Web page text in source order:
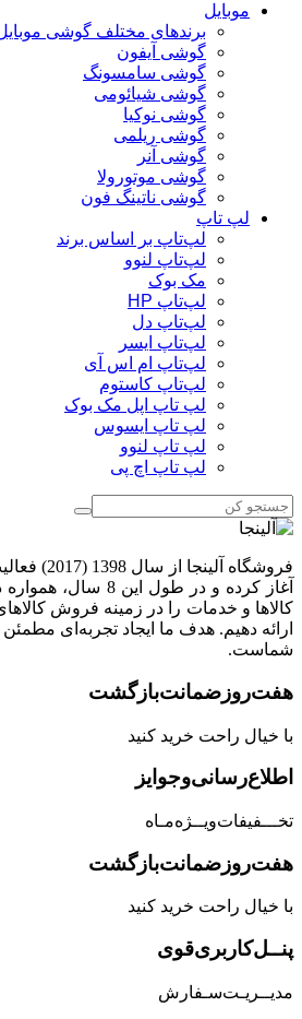
موبایل
برندهای مختلف گوشی
گوشی آیفون
گوشی سامسونگ
گوشی شیائومی
گوشی نوکیا
گوشی ریلمی
گوشی آنر
گوشی موتورولا
گوشی ناتینگ فون
لپ تاپ
لپ‌تاپ بر اساس برند
لپ‌تاپ لنوو
مک بوک
لپ‌تاپ HP
لپ‌تاپ دل
لپ‌تاپ ایسر
لپ‌تاپ ام اس آی
لپ‌تاپ کاستوم
لپ تاپ اپل مک بوک
لپ تاپ ایسوس
لپ تاپ لنوو
لپ تاپ اچ پی
فروشگاه
آغاز کرده و در طول
کالاها و خدمات را در زمینه فروش
ارائه دهیم. هدف ما ایجاد تجربه‌ای
شماست.
هفت‌روز‌ضمانت‌بازگشت
با خیال راحت خرید کنید
اطلاع‌رسانی‌و‌جوایز
تخـــفیفات‌ویــژه‌مـاه
هفت‌روز‌ضمانت‌بازگشت
با خیال راحت خرید کنید
پنــل‌کاربری‌قوی
مدیــریـت‌سـفارش